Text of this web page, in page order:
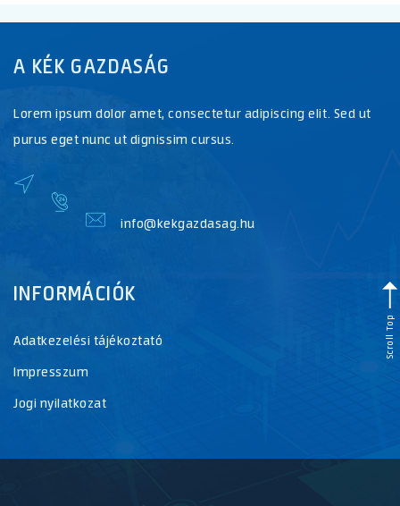
A KÉK GAZDASÁG
Lorem ipsum dolor amet, consectetur adipiscing elit. Sed ut
purus eget nunc ut dignissim cursus.
info@kekgazdasag.hu
INFORMÁCIÓK
Adatkezelési tájékoztató
Impresszum
Jogi nyilatkozat
Scroll Top